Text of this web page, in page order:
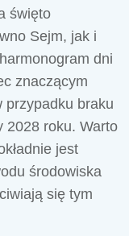
święto
Sejm, jak i
dni
znaczącym
przypadku braku
2028 roku. Warto
jest
środowiska
się tym